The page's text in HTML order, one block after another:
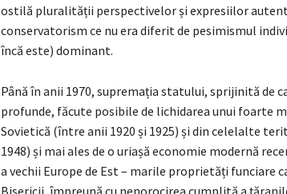
ostilă pluralității perspectivelor și expresiilor
conservatorism ce nu era diferit de pesimismul
încă este) dominant.
Până în anii 1970, supremația statului, sprijinită de
profunde, făcute posibile de lichidarea unui foarte
Sovietică (între anii 1920 și 1925) și din celelalte
1948) și mai ales de o uriașă economie modernă
a vechii Europe de Est – marile proprietăți funciare